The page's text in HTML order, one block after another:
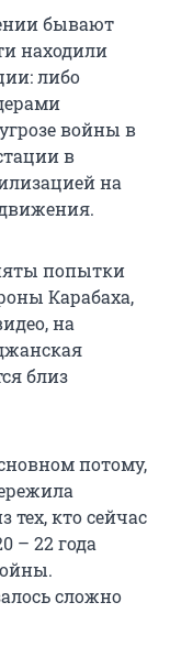
бывают
находили
либо
войны в
в
на
попытки
Карабаха,
на
близ
потому,
кто сейчас
– 22 года
сложно